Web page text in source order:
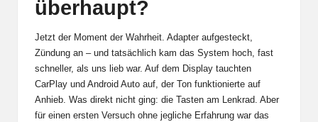
überhaupt?
Jetzt der Moment der Wahrheit. Adapter aufgesteckt,
Zündung an – und tatsächlich kam das System hoch, fast
schneller, als uns lieb war. Auf dem Display tauchten
CarPlay und Android Auto auf, der Ton funktionierte auf
Anhieb. Was direkt nicht ging: die Tasten am Lenkrad. Aber
für einen ersten Versuch ohne jegliche Erfahrung war das